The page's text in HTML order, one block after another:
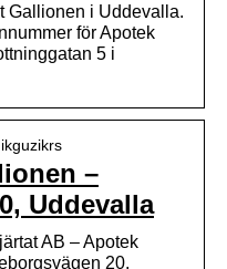
Gallionen i Uddevalla.
för Apotek
5 i
–
Uddevalla
AB – Apotek
20,